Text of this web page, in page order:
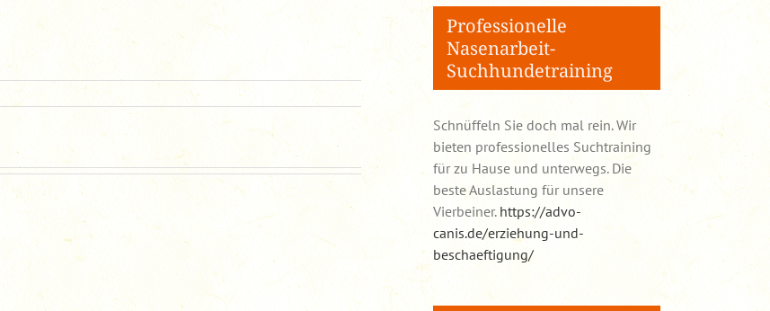
Professionelle
Nasenarbeit-
Suchhundetraining
Schnüffeln Sie doch mal rein. Wir
bieten professionelles Suchtraining
für zu Hause und unterwegs. Die
beste Auslastung für unsere
Vierbeiner. https://advo-
canis.de/erziehung-und-
beschaeftigung/